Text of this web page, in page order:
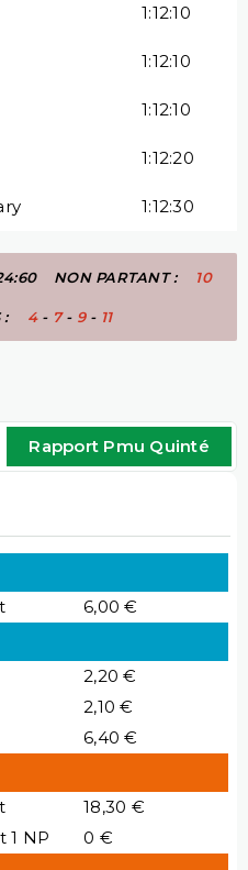
1:12:10
1:12:10
1:12:10
1:12:20
1:12:30
NON PARTANT : 10
: 4- 7- 9- 11
Rapport Pmu Quinté
6,00 €
2,20 €
2,10 €
6,40 €
18,30 €
1 NP
0 €